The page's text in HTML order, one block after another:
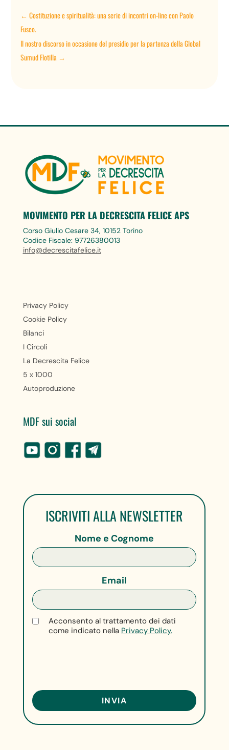
←Costituzione e spiritualità: una serie di incontri on-line con Paolo
Fusco.
Il nostro discorso in occasione del presidio per la partenza della Global
Sumud Flotilla →
MOVIMENTO PER LA DECRESCITA FELICE APS
Corso Giulio Cesare 34, 10152 Torino
Codice Fiscale: 97726380013
info@decrescitafelice.it
Privacy Policy
Cookie Policy
Bilanci
I Circoli
La Decrescita Felice
5 x 1000
Autoproduzione
MDF sui social
ISCRIVITI ALLA NEWSLETTER
Nome e Cognome
Email
Acconsento al trattamento dei dati
come indicato nella Privacy Policy.